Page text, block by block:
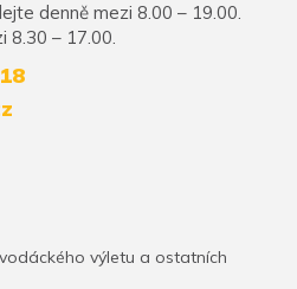
výletu a ostatních
denně mezi 8.00 – 19.00.
8.30 – 17.00.